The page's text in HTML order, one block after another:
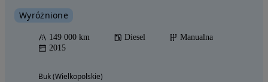
Wyróżnione
149 000 km Diesel
Manualna
2015
Buk (Wielkopolskie)